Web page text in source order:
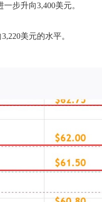
步升向3,400美元。
美元的水平。